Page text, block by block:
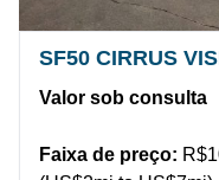
SF50 CIRRUS
Valor sob consulta
Faixa de preço: